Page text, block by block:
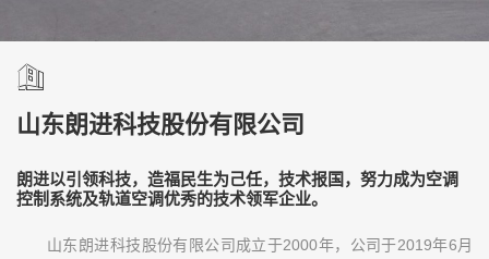
山东朗进科技股份有限公司
朗进以引领科技，造福民生为己任，技术报国，努力成为空调
控制系统及轨道空调优秀的技术领军企业。
山东朗进科技股份有限公司成立于2000年，公司于2019年6月